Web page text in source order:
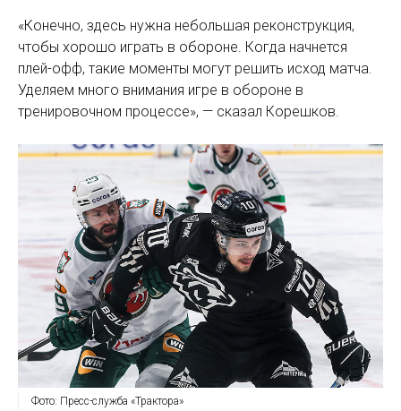
«Конечно, здесь нужна небольшая реконструкция,
чтобы хорошо играть в обороне. Когда начнется
плей-офф, такие моменты могут решить исход матча.
Уделяем много внимания игре в обороне в
тренировочном процессе», — сказал Корешков.
Фото: Пресс-служба «Трактора»